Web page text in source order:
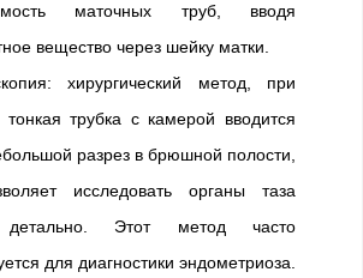
маточных труб, вводя
вещество через шейку матки.
хирургический метод, при
тонкая трубка с камерой вводится
разрез в брюшной полости,
исследовать органы таза
Этот метод часто
для диагностики эндометриоза.